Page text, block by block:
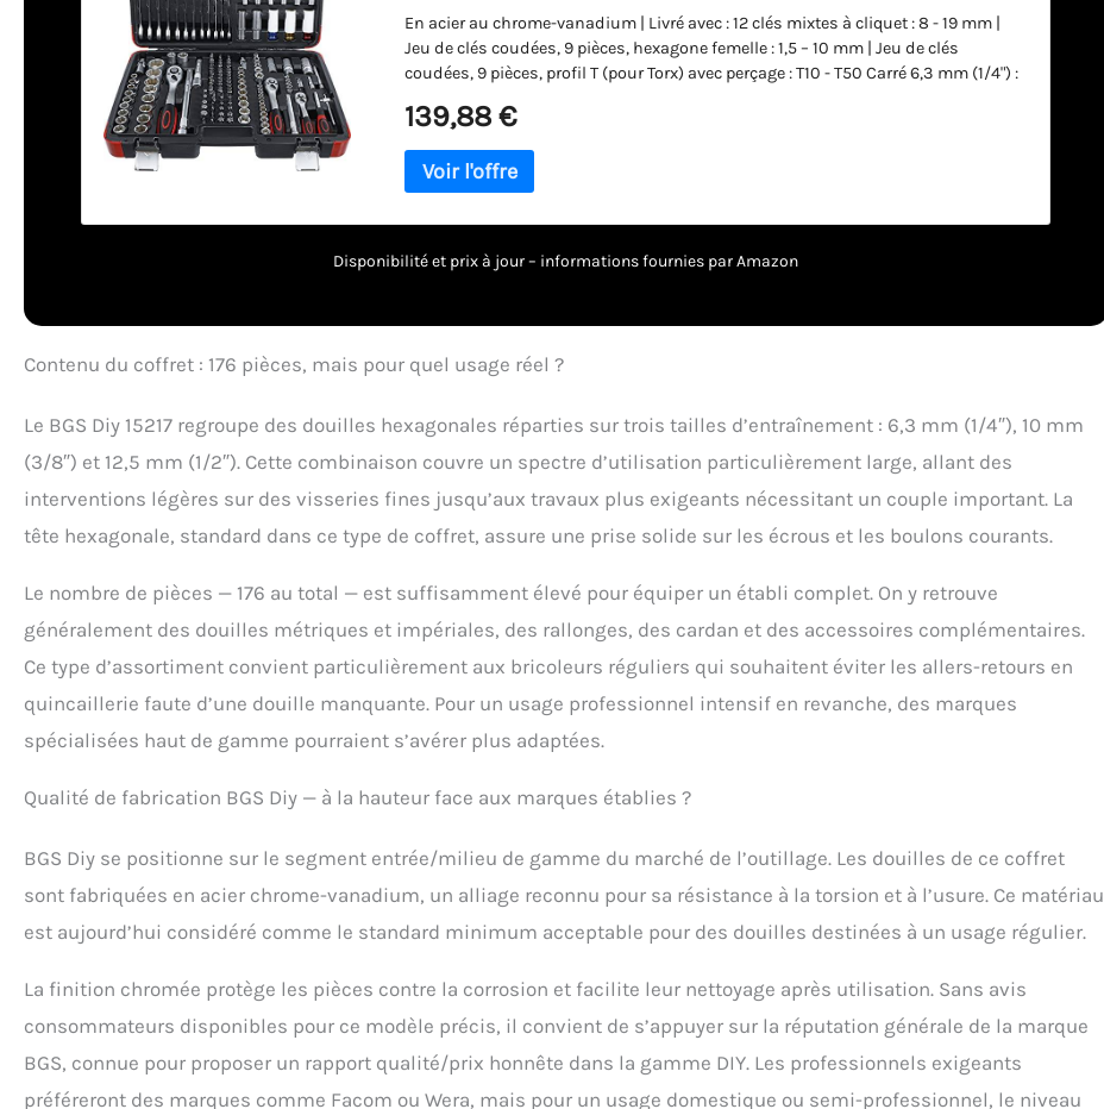
En acier au chrome-vanadium | Livré avec : 12 clés mixtes à cliquet : 8 - 19 mm |
Jeu de clés coudées, 9 pièces, hexagone femelle : 1,5 – 10 mm | Jeu de clés
coudées, 9 pièces, profil T (pour Torx) avec perçage : T10 - T50 Carré 6,3 mm (1/4") :
ondulé), profondes : 4 - 10 mm | 5 douilles, profil E : E4 - E5 - E6 - E7 - E8 | 1 cliquet
réversible à denture fine | 2 rallonges 50 et 100 mm | 1 articulation de cardan,
carré mâle 10 mm (1/4") | 1 poignée coulissante, 115 mm | 1 poignée rotative, carré
mâle 6,3 mm (1/4"), 150 mm | 33 douilles à embouts, longueur 38 mm Carré 10
mm (3/8") : 10 douilles, Super Lock (profil ondulé) : 10 - 19 mm | 6 douilles, Super
douille pour bougies d’ignition avec caoutchouc de retenue, hexagone 18 mm | 1
carré mâle 10 mm (3/8") | 1 adaptateur à bille de retenue, hexagone femelle 10 mm
Carré 12,5 mm (1/2") : 17 douilles, Super Lock (profil ondulé) : 10 - 11 - 12 - 13 - 14 - 15
ondulé), profondes : 16 - 18 mm | 2 douilles, profil E : E20 - E24 | 3 douilles de
caoutchouc de retenue, hexagone, 16 et 21 mm | 1 cliquet réversible à denture fine |
2 rallonges 125 et 250 mm | 1 articulation de cardan 12,5 mm (1/2") | 1 adaptateur à
bille de retenue, hexagone femelle 8 mm (5/16") Carré 8 mm (5/16") : 26 embouts,
longueur 30 mm
139,88 €
Disponibilité et prix à jour – informations fournies par Amazon
Contenu du coffret : 176 pièces, mais pour quel usage réel ?
Le BGS Diy 15217 regroupe des douilles hexagonales réparties sur trois tailles d’entraînement : 6,3 mm (1/4″), 10 mm
(3/8″) et 12,5 mm (1/2″). Cette combinaison couvre un spectre d’utilisation particulièrement large, allant des
interventions légères sur des visseries fines jusqu’aux travaux plus exigeants nécessitant un couple important. La
tête hexagonale, standard dans ce type de coffret, assure une prise solide sur les écrous et les boulons courants.
Le nombre de pièces — 176 au total — est suffisamment élevé pour équiper un établi complet. On y retrouve
généralement des douilles métriques et impériales, des rallonges, des cardan et des accessoires complémentaires.
Ce type d’assortiment convient particulièrement aux bricoleurs réguliers qui souhaitent éviter les allers-retours en
quincaillerie faute d’une douille manquante. Pour un usage professionnel intensif en revanche, des marques
spécialisées haut de gamme pourraient s’avérer plus adaptées.
Qualité de fabrication BGS Diy — à la hauteur face aux marques établies ?
BGS Diy se positionne sur le segment entrée/milieu de gamme du marché de l’outillage. Les douilles de ce coffret
sont fabriquées en acier chrome-vanadium, un alliage reconnu pour sa résistance à la torsion et à l’usure. Ce matériau
est aujourd’hui considéré comme le standard minimum acceptable pour des douilles destinées à un usage régulier.
La finition chromée protège les pièces contre la corrosion et facilite leur nettoyage après utilisation. Sans avis
consommateurs disponibles pour ce modèle précis, il convient de s’appuyer sur la réputation générale de la marque
BGS, connue pour proposer un rapport qualité/prix honnête dans la gamme DIY. Les professionnels exigeants
préféreront des marques comme Facom ou Wera, mais pour un usage domestique ou semi-professionnel, le niveau